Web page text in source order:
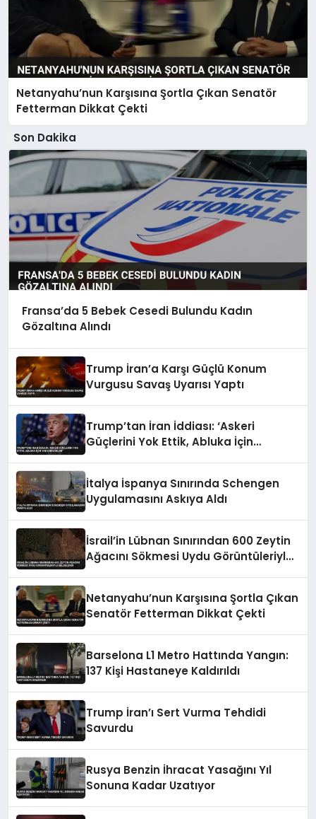
Netanyahu’nun Karşısına Şortla Çıkan Senatör
Fetterman Dikkat Çekti
Son Dakika
Fransa’da 5 Bebek Cesedi Bulundu Kadın
Gözaltına Alındı
Trump İran’a Karşı Güçlü Konum
Vurgusu Savaş Uyarısı Yaptı
Trump’tan İran İddiası: ‘Askeri
Güçlerini Yok Ettik, Abluka İçin
İtalya İspanya Sınırında Schengen
Uygulamasını Askıya Aldı
İsrail’in Lübnan Sınırından 600 Zeytin
Ağacını Sökmesi Uydu Görüntüleriyle
Netanyahu’nun Karşısına Şortla Çıkan
Senatör Fetterman Dikkat Çekti
Barselona L1 Metro Hattında Yangın:
137 Kişi Hastaneye Kaldırıldı
Trump İran’ı Sert Vurma Tehdidi
Savurdu
Rusya Benzin İhracat Yasağını Yıl
Sonuna Kadar Uzatıyor